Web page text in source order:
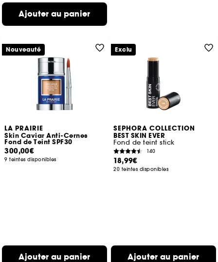
Ajouter au panier
LA PRAIRIE
Skin Caviar Anti-Cernes
Fond de Teint SPF30
300,00€
9 teintes disponibles
Ajouter au panier
Nouveauté
SEPHORA COLLECTION
BEST SKIN EVER
Fond de teint stick
140
18,99€
20 teintes disponibles
Ajouter au panier
Exclu